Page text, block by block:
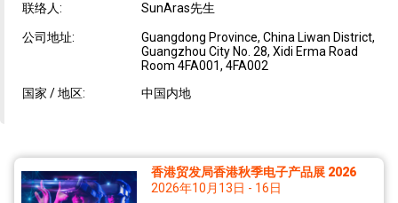
联络人: SunAras先生
公司地址:
Guangdong Province, China Liwan District,
Guangzhou City No. 28, Xidi Erma Road
Room 4FA001, 4FA002
国家 / 地区:
中国内地
香港贸发局香港秋季电子产品展 2026
2026年10月13日 - 16日